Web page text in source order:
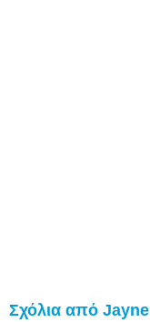
Σχόλια από Jayne